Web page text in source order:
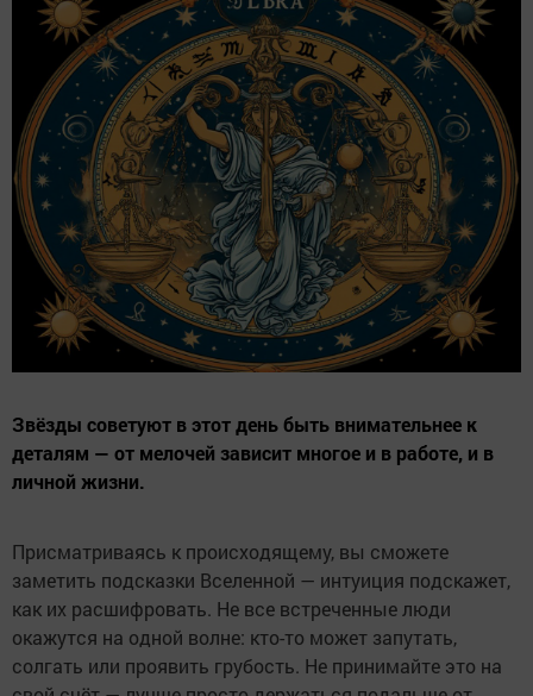
Звёзды советуют в этот день быть внимательнее к
деталям — от мелочей зависит многое и в работе, и в
личной жизни.
Присматриваясь к происходящему, вы сможете
заметить подсказки Вселенной — интуиция подскажет,
как их расшифровать. Не все встреченные люди
окажутся на одной волне: кто-то может запутать,
солгать или проявить грубость. Не принимайте это на